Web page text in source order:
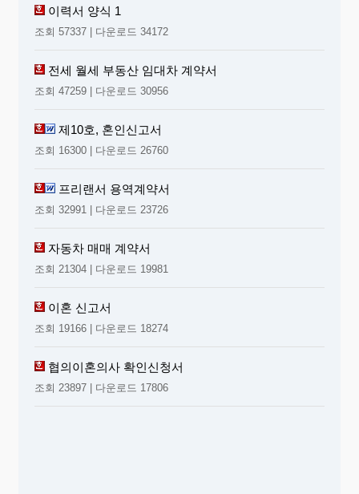
이력서 양식 1
조회 57337 | 다운로드 34172
전세 월세 부동산 임대차 계약서
조회 47259 | 다운로드 30956
제10호, 혼인신고서
조회 16300 | 다운로드 26760
프리랜서 용역계약서
조회 32991 | 다운로드 23726
자동차 매매 계약서
조회 21304 | 다운로드 19981
이혼 신고서
조회 19166 | 다운로드 18274
협의이혼의사 확인신청서
조회 23897 | 다운로드 17806